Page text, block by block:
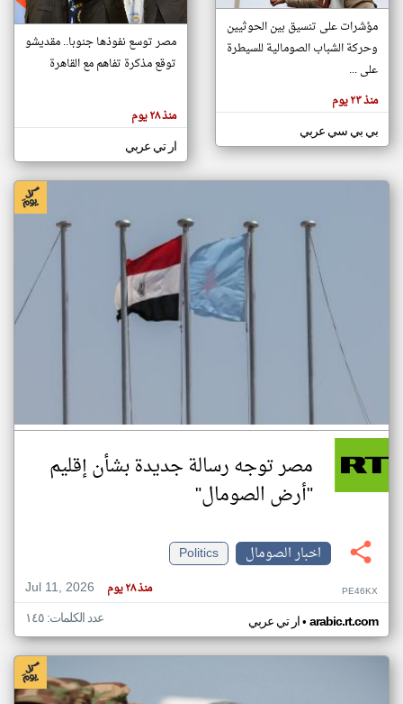
تغيير الدولة
اخبار الصومال على مدار الساعة
أهم اخبار الصومال العاجلة والمباشرة
المقالات
الموجوده
هنا عن
كاتبيها.
مؤشرات على تنسيق بين الحوثيين
وحركة الشباب الصومالية للسيطرة
على ...
منذ ٢٣ يوم
بي بي سي عربي
مصر توسع نفوذها جنوبا.. مقديشو
توقع مذكرة تفاهم مع القاهرة
منذ ٢٨ يوم
ار تي عربي
مصر توجه رسالة جديدة بشأن إقليم
"أرض الصومال"
اخبار الصومال
Politics
Jul 11, 2026
منذ ٢٨ يوم PE46KX
ار تي عربي• arabic.rt.com عدد الكلمات: ١٤٥
klyoum.com